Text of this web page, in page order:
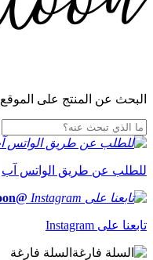
البحث عن المنتج على الموقع
للطلب عن طريق الواتس آب
@bemyballoon
تابعنا على Instagram
السلة فارغة